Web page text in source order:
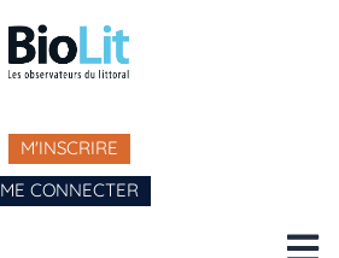
M'INSCRIRE
ME CONNECTER